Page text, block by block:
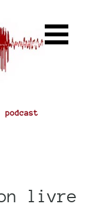
podcast
livre